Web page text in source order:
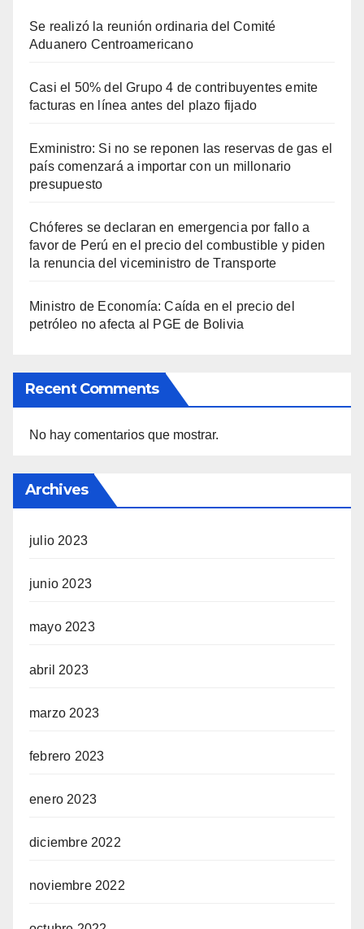
Se realizó la reunión ordinaria del Comité
Aduanero Centroamericano
Casi el 50% del Grupo 4 de contribuyentes emite
facturas en línea antes del plazo fijado
Exministro: Si no se reponen las reservas de gas el
país comenzará a importar con un millonario
presupuesto
Chóferes se declaran en emergencia por fallo a
favor de Perú en el precio del combustible y piden
la renuncia del viceministro de Transporte
Ministro de Economía: Caída en el precio del
petróleo no afecta al PGE de Bolivia
Recent Comments
No hay comentarios que mostrar.
Archives
julio 2023
junio 2023
mayo 2023
abril 2023
marzo 2023
febrero 2023
enero 2023
diciembre 2022
noviembre 2022